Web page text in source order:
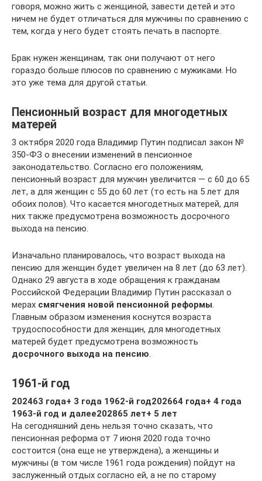
говоря, можно жить с женщиной, завести детей и это
ничем не будет отличаться для мужчины по сравнению с
тем, когда у него будет стоять печать в паспорте.
Брак нужен женщинам, так они получают от него
гораздо больше плюсов по сравнению с мужиками. Но
это уже тема для другой статьи.
Пенсионный возраст для многодетных
матерей
3 октября 2020 года Владимир Путин подписал закон №
350-ФЗ о внесении изменений в пенсионное
законодательство. Согласно его положениям,
пенсионный возраст для мужчин увеличится — с 60 до 65
лет, а для женщин с 55 до 60 лет (то есть на 5 лет для
обоих полов). Что касается многодетных матерей, для
них также предусмотрена возможность досрочного
выхода на пенсию.
Изначально планировалось, что возраст выхода на
пенсию для женщин будет увеличен на 8 лет (до 63 лет).
Однако 29 августа в ходе обращения к гражданам
Российской Федерации Владимир Путин рассказал о
мерах смягчения новой пенсионной реформы.
Главным образом изменения коснутся возраста
трудоспособности для женщин, для многодетных
матерей будет предусмотрена возможность
досрочного выхода на пенсию.
1961-й год
202463 года+ 3 года 1962-й год202664 года+ 4 года
1963-й год и далее202865 лет+ 5 лет
На сегодняшний день нельзя точно сказать, что
пенсионная реформа от 7 июня 2020 года точно
состоится (она еще не утверждена), а женщины и
мужчины (в том числе 1961 года рождения) пойдут на
заслуженный отдых согласно ей, а не по старому